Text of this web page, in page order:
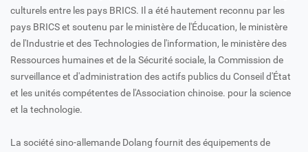
culturels entre les pays BRICS. Il a été hautement reconnu par les
pays BRICS et soutenu par le ministère de l'Éducation, le ministère
de l'Industrie et des Technologies de l'information, le ministère des
Ressources humaines et de la Sécurité sociale, la Commission de
surveillance et d'administration des actifs publics du Conseil d'État
et les unités compétentes de l'Association chinoise. pour la science
et la technologie.
La société sino-allemande Dolang fournit des équipements de